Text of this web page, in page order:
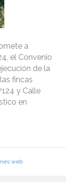
a
el Convenio
de la
fincas
y Calle
en
web